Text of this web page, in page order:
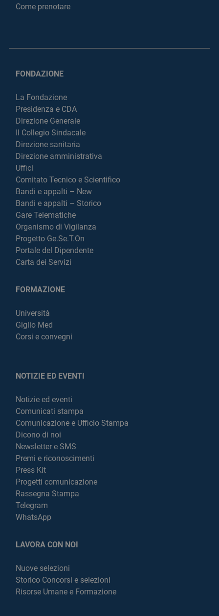
Come prenotare
FONDAZIONE
La Fondazione
Presidenza e CDA
Direzione Generale
Il Collegio Sindacale
Direzione sanitaria
Direzione amministrativa
Uffici
Comitato Tecnico e Scientifico
Bandi e appalti – New
Bandi e appalti – Storico
Gare Telematiche
Organismo di Vigilanza
Progetto Ge.Se.T.On
Portale del Dipendente
Carta dei Servizi
FORMAZIONE
Università
Giglio Med
Corsi e convegni
NOTIZIE ED EVENTI
Notizie ed eventi
Comunicati stampa
Comunicazione e Ufficio Stampa
Dicono di noi
Newsletter e SMS
Premi e riconoscimenti
Press Kit
Progetti comunicazione
Rassegna Stampa
Telegram
WhatsApp
LAVORA CON NOI
Nuove selezioni
Storico Concorsi e selezioni
Risorse Umane e Formazione